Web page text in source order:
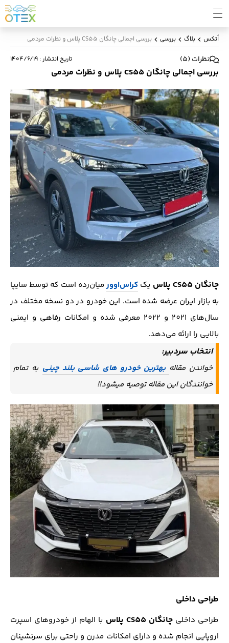
اُتکس بلاگ بررسی بررسی اجمالی چانگان CS55 پلاس و نظرات مردمی
نظرات (
5
) تاریخ انتشار: ۱۴۰۴/۶/۱۹
بررسی اجمالی چانگان CS55 پلاس و نظرات مردمی
چانگان CS55 پلاس یک کراس‌اوورمیان‌رده است که توسط سایپا
به بازار ایران عرضه شده است. این خودرو در دو نسخه مختلف در
سال‌های 2021 و 2022 معرفی شده و امکانات رفاهی و ایمنی
بالایی را ارائه می‌دهد.
انتخاب سردبیر:
خواندن مقاله بهترین خودرو های شاسی بلند چینی به تمام
خوانندگان این مقاله توصیه میشود!!
طراحی داخلی
طراحی داخلیچانگان CS55 پلاس
با الهام از خودروهای اسپرت
اروپایی انجام شده و دارای امکانات مدرن و راحتی برای سرنشینان